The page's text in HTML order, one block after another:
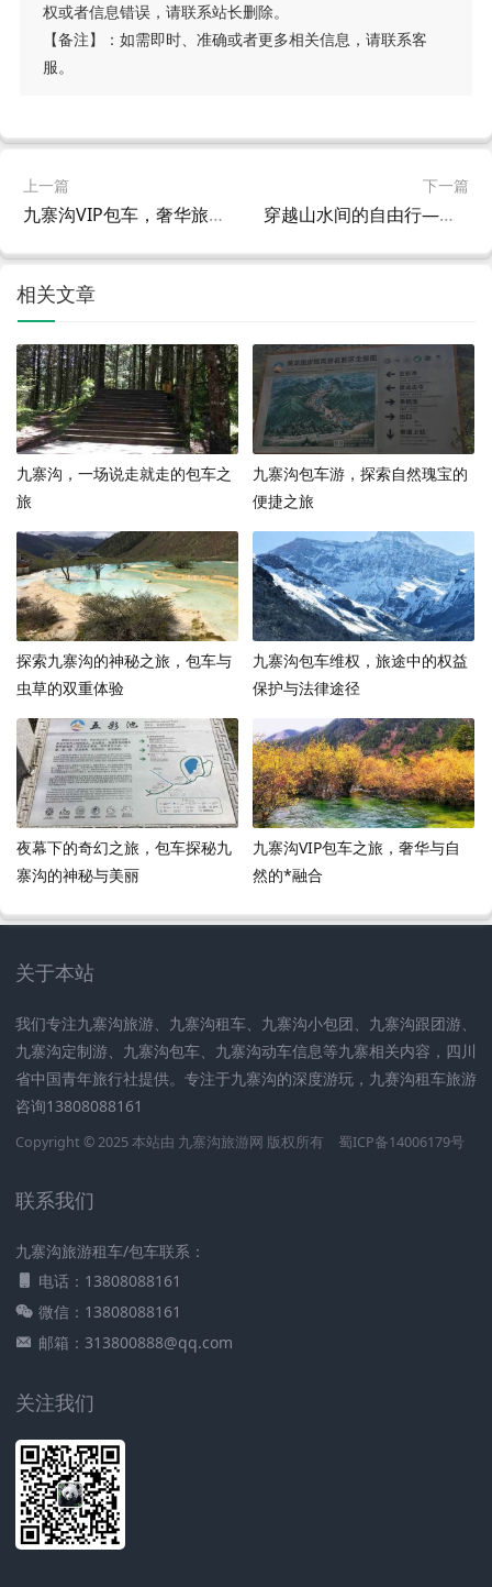
权或者信息错误，请联系站长删除。
【备注】：如需即时、准确或者更多相关信息，请联系客
服。
上一篇
九寨沟VIP包车，奢华旅行的新选择
下一篇
穿越山水间的自由行——九寨沟至重庆包车之旅全攻略
相关文章
九寨沟，一场说走就走的包车之
旅
九寨沟包车游，探索自然瑰宝的
便捷之旅
探索九寨沟的神秘之旅，包车与
虫草的双重体验
九寨沟包车维权，旅途中的权益
保护与法律途径
夜幕下的奇幻之旅，包车探秘九
寨沟的神秘与美丽
九寨沟VIP包车之旅，奢华与自
然的*融合
关于本站
我们专注九寨沟旅游、九寨沟租车、九寨沟小包团、九寨沟跟团游、
九寨沟定制游、九寨沟包车、九寨沟动车信息等九寨相关内容，四川
省中国青年旅行社提供。专注于九寨沟的深度游玩，九赛沟租车旅游
咨询13808088161
Copyright © 2025 本站由 九寨沟旅游网 版权所有 蜀ICP备14006179号
联系我们
九寨沟旅游租车/包车联系：
电话：13808088161
微信：13808088161
邮箱：313800888@qq.com
关注我们